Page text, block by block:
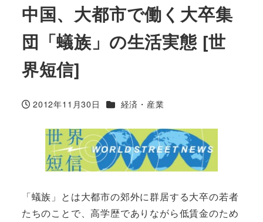
中国、大都市で働く大卒集
団「蟻族」の生活実態 [世
界短信]
投稿日
2012年11月30日 カテゴリー
経済・産業
「蟻族」とは大都市の郊外に群居する大卒の若者
たちのことで、高学歴でありながら低賃金のため